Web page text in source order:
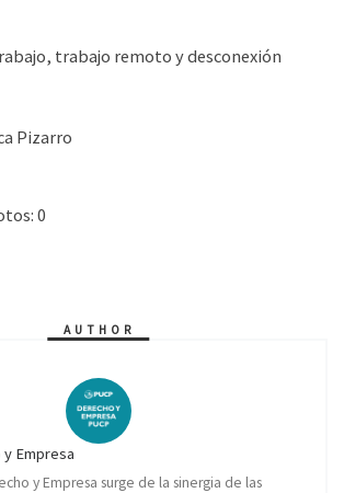
trabajo remoto y desconexión
Pizarro
0
AUTHOR
Empresa
y Empresa surge de la sinergia de las